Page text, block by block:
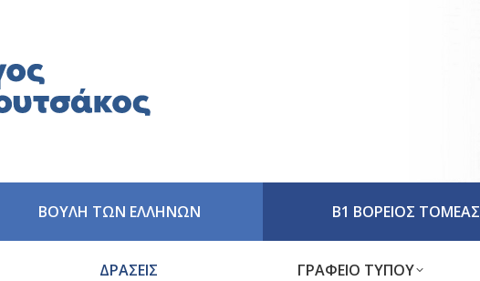
ΒΟΥΛΗ ΤΩΝ ΕΛΛΗΝΩΝ Β1 ΒΟΡΕΙΟΣ ΤΟΜΕΑΣ
ΔΡΑΣΕΙΣ ΓΡΑΦΕΙΟ ΤΥΠΟΥ